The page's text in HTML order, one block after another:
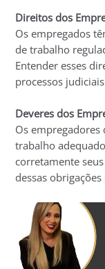
Direitos dos
Os empregados
de trabalho
Entender esses
processos
Deveres dos
Os
trabalho
corretamente
dessas